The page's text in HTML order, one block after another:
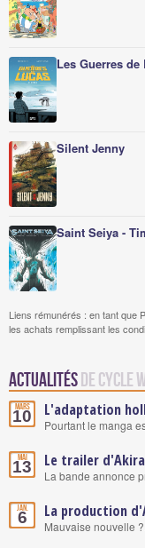
Les Guerres
Silent Jenny
Saint Seiya -
Liens rémunérés : en tant que
les achats remplissant les
Actualités de Cycle
Mars
10 L'adaptation
Pourtant le manga
Mai
13 Le trailer
La bande annonce
Jan.
6 La production
Mauvaise nouvelle